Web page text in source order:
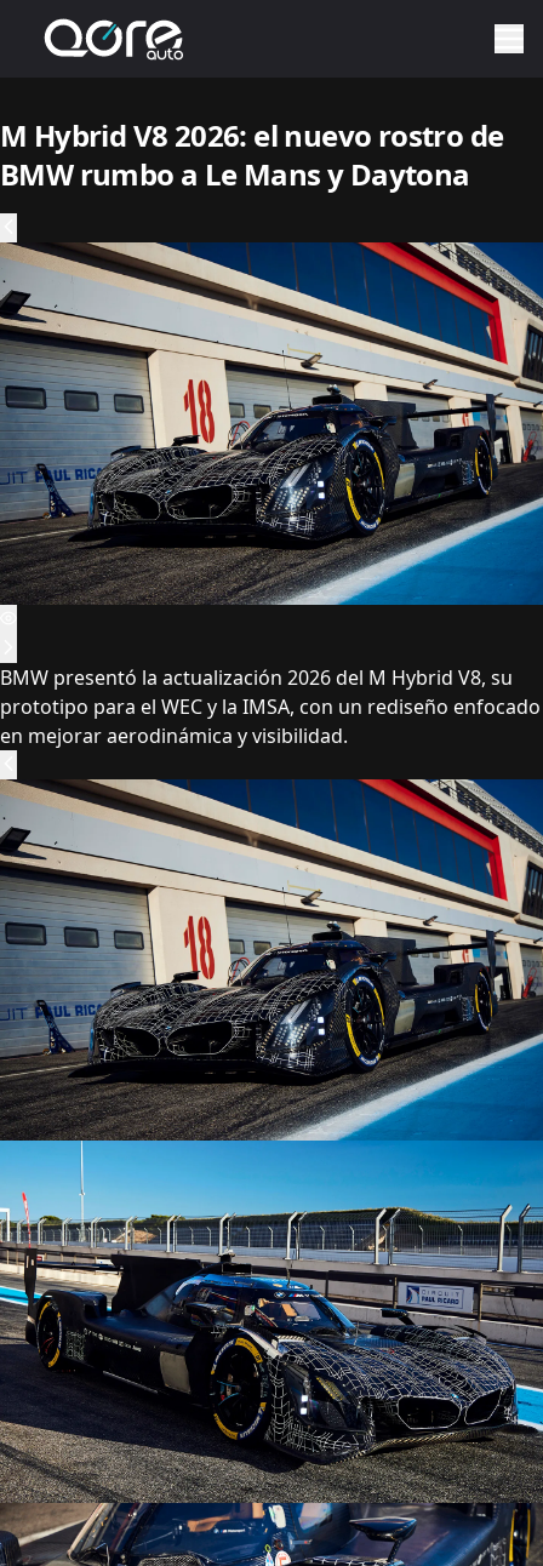
M Hybrid V8 2026: el nuevo rostro de
BMW rumbo a Le Mans y Daytona
BMW presentó la actualización 2026 del M Hybrid V8, su
prototipo para el WEC y la IMSA, con un rediseño enfocado
en mejorar aerodinámica y visibilidad.